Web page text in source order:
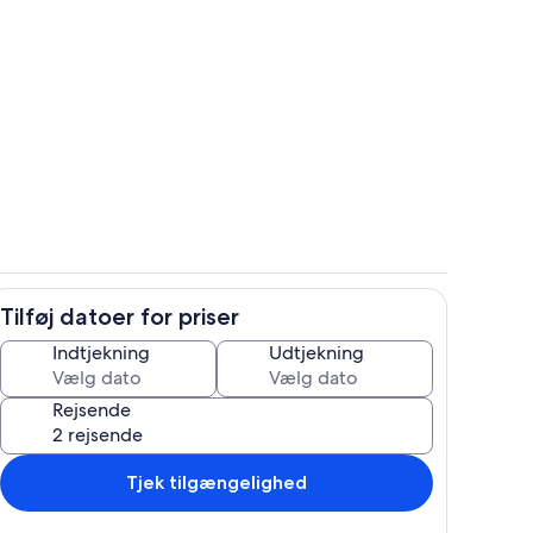
Tilføj datoer for priser
Indtjekning Udtjekning
Rejsende
Tjek tilgængelighed